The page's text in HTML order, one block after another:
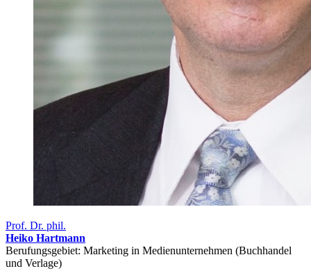
Prof. Dr. phil.
Heiko Hartmann
Berufungsgebiet: Marketing in Medien­unternehmen ­(Buchhandel
und Verlage)